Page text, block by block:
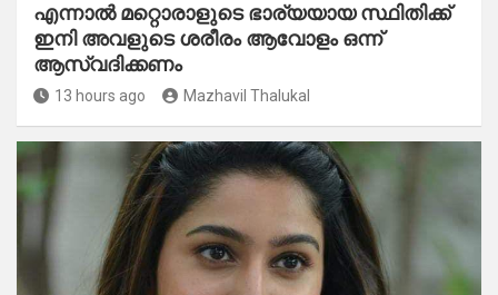
എന്നാൽ മറ്റൊരാളുടെ ഭാര്യയായ സ്ഥിതിക്ക്
ഇനി അവളുടെ ശരീരം ആവോളം ഒന്ന്
ആസ്വദിക്കണം
13 hours ago Mazhavil Thalukal